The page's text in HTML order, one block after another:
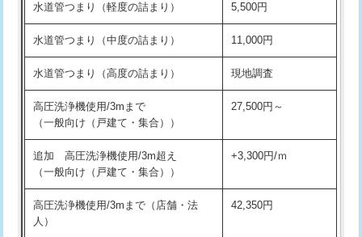
洗面台設置 38,500円
化粧台設置 22,000円
追加人工 16,500円
廃棄・処分 現場見積
※給水管工事は20mmまでの価格です。
交換・取付(排水栓・排水トラップ
22,000円+材料費
持込商品取付（混合水栓）
持込商品取付（浄水器・分岐水栓） 16,500円
業）
水道管つまり（軽度の詰まり） 5,500円
水道管つまり（中度の詰まり） 11,000円
水道管つまり（高度の詰まり） 現地調査
高圧洗浄機使用/3mまで
（一般向け（戸建て・集合））
27,500円～
追加 高圧洗浄機使用/3m超え
（一般向け（戸建て・集合））
+3,300円/ｍ
高圧洗浄機使用/3mまで（店舗・法
人）
42,350円